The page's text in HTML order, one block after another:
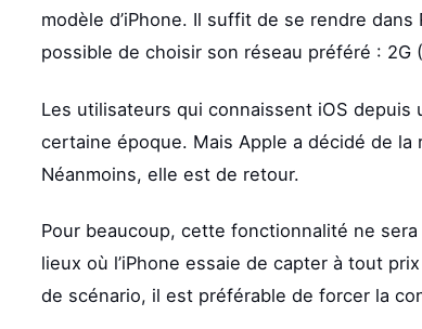
modèle d’iPhone. Il suffit de se rendre
possible de choisir son réseau préféré : 2G
Les utilisateurs qui connaissent iOS
certaine époque. Mais Apple a décidé de
Néanmoins, elle est de retour.
Pour beaucoup, cette fonctionnalité ne
lieux où l’iPhone essaie de capter à tout
de scénario, il est préférable de forcer la